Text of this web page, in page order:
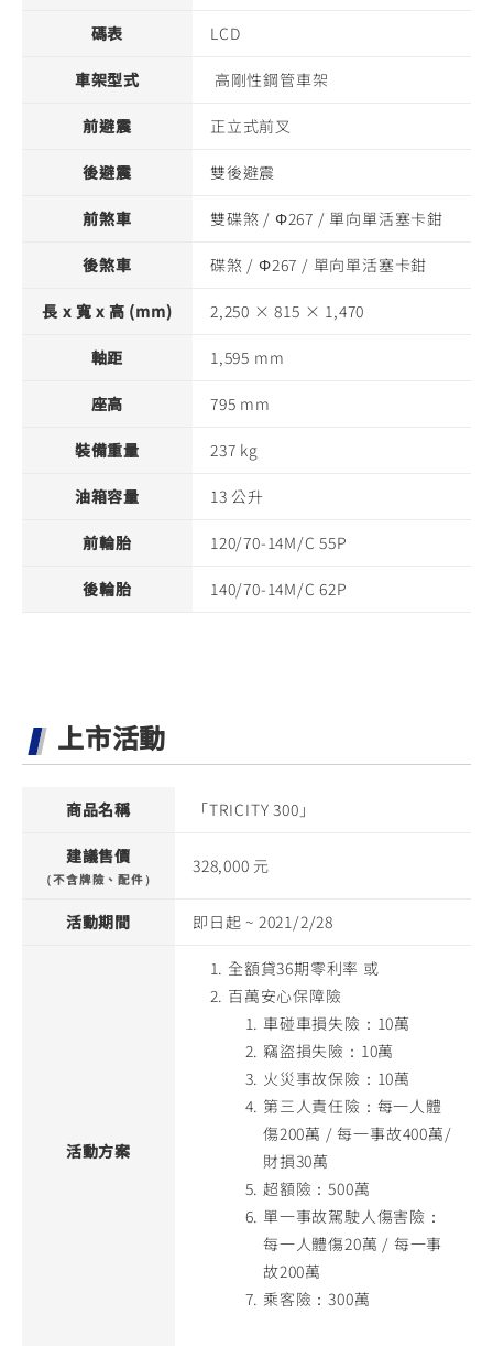
碼表 LCD
車架型式 高剛性鋼管車架
前避震 正立式前叉
後避震 雙後避震
前煞車 雙碟煞 / Φ267 / 單向單活塞卡鉗
後煞車 碟煞 / Φ267 / 單向單活塞卡鉗
長 x 寬 x 高 (mm) 2,250 × 815 × 1,470
軸距 1,595 mm
座高 795 mm
裝備重量 237 kg
油箱容量 13 公升
前輪胎 120/70-14M/C 55P
後輪胎 140/70-14M/C 62P
上市活動
商品名稱 「TRICITY 300」
建議售價
（不含牌險、配件）
328,000 元
活動期間 即日起 ~ 2021/2/28
活動方案
全額貸36期零利率 或
百萬安心保障險
車碰車損失險：10萬
竊盜損失險：10萬
火災事故保險：10萬
第三人責任險：每一人體
傷200萬 / 每一事故400萬/
財損30萬
超額險：500萬
單一事故駕駛人傷害險：
每一人體傷20萬 / 每一事
故200萬
乘客險：300萬